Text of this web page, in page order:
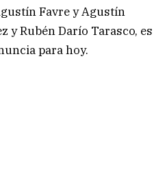
Favre y Agustín
y Rubén Darío Tarasco, es
para hoy.